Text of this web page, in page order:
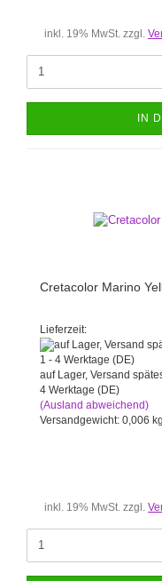
inkl. 19% MwSt. zzgl.
IN
Cretacolor Marino
Lieferzeit:
auf Lager, Versand
4 Werktage (DE)
(Ausland abweichend)
Versandgewicht: 0,006
inkl. 19% MwSt. zzgl.